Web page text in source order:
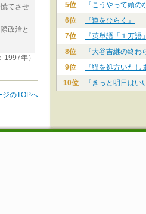
てさせ
政治と
1997年）
ジのTOPへ
5位
『こうやって頭の
6位
『道をひらく』
7位
『英単語「１万語
8位
『大谷吉継の終わ
9位
『猫を処方いたし
10位
『きっと明日はい